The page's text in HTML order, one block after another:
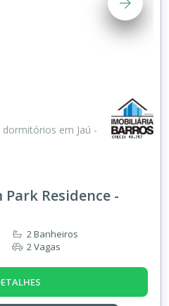
em Jaú -
Residence -
2 Banheiros
2 Vagas